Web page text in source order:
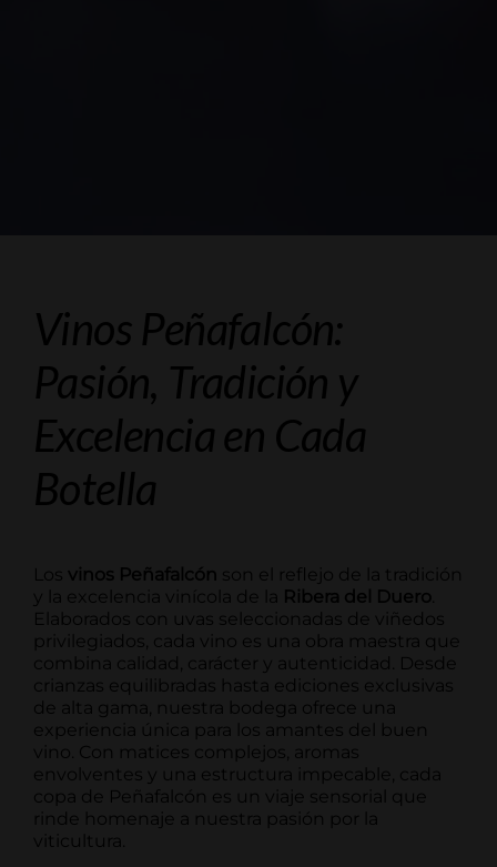
Vinos Peñafalcón:
Pasión, Tradición y
Excelencia en Cada
Botella
Los vinos Peñafalcón son el reflejo de la tradición
y la excelencia vinícola de la Ribera del Duero
Elaborados con uvas seleccionadas de viñedos
privilegiados, cada vino es una obra maestra que
combina calidad, carácter y autenticidad. Desde
crianzas equilibradas hasta ediciones exclusivas
de alta gama, nuestra bodega ofrece una
experiencia única para los amantes del buen
vino. Con matices complejos, aromas
envolventes y una estructura impecable, cada
copa de Peñafalcón es un viaje sensorial que
rinde homenaje a nuestra pasión por la
viticultura.